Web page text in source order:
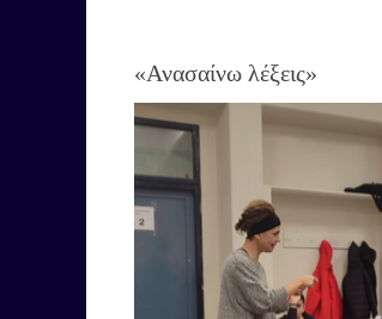
«Ανασαίνω λέξεις»